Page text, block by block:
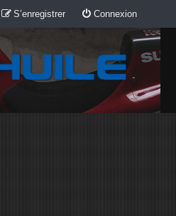
Connexion
S’enregistrer